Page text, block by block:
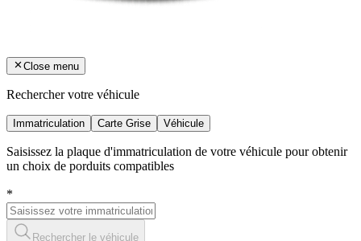
Close menu
Rechercher votre véhicule
Immatriculation Carte Grise Véhicule
Saisissez la plaque d'immatriculation de votre véhicule pour obtenir
un choix de porduits compatibles
*
Rechercher le véhicule